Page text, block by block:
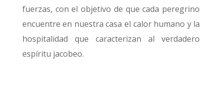
fuerzas, con el objetivo de que cada peregrino
encuentre en nuestra casa el calor humano y la
hospitalidad que caracterizan al verdadero
espíritu jacobeo.